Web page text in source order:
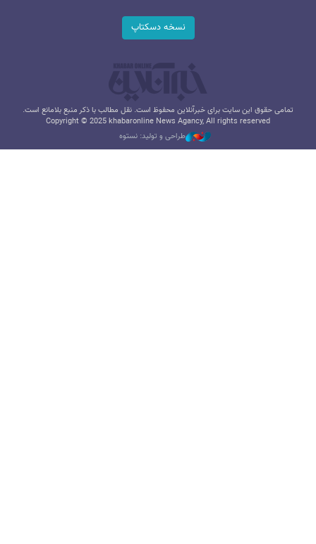
نسخه دسکتاپ
تمامی حقوق این سایت برای خبرآنلاین محفوظ است. نقل مطالب با ذکر منبع بلامانع است.
Copyright © 2025 khabaronline News Agancy, All rights reserved
طراحی و تولید: نستوه